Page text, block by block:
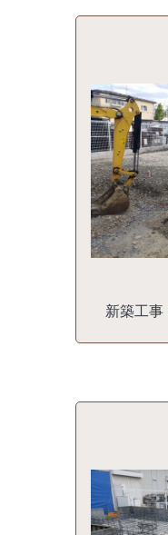
新築工事